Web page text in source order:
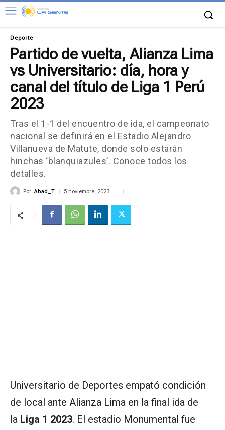
Deporte
Partido de vuelta, Alianza Lima
vs Universitario: día, hora y
canal del título de Liga 1 Perú
2023
Tras el 1-1 del encuentro de ida, el campeonato
nacional se definirá en el Estadio Alejandro
Villanueva de Matute, donde solo estarán
hinchas ‘blanquiazules’. Conoce todos los
detalles.
Por Abad_T 5 noviembre, 2023
Universitario de Deportes empató condición
de local ante Alianza Lima en la final ida de
la Liga 1 2023. El estadio Monumental fue